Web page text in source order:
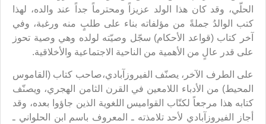
الحلّي، وقد كان هذا الولد عزيزاً ومحترماً جداً عند والده، لهذا
كتب الوالدُ جملةً من مؤلفاته بناء على طلبٍ منه ورغبة، وفي
آخر كتاب (قواعد الأحكام) سجّل وصيّته لولده وهي وصية تحوز
على قدر عالٍ من الأهمية من الناحية الاجتماعية والأخلاقية.
على الطرف الآخر، يصنّف الفيروزآبادي،صاحب كتاب (القاموس
المحيط) من الأدباء اللامعين في القرن الثامن الهجري، ويصنّف
كتابه هذا مرجعاً لكتّاب القواميس اللغوية الذين جاؤوا بعده، وقد
أجاز الفيروزآبادي لأحد تلامذته ـ المعروف باسم ابن الحلواني ـ